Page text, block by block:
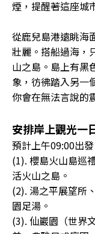
煙，提醒著這座城
從鹿兒島港遠眺海
壯麗。搭船過海，
山之島。島上有黑
象，彷彿踏入另一
你會在無法言說的
安排岸上觀光一
預計上午09:00出發
(1). 櫻島火山島巡
活火山之島。
(2). 湯之平展望所
園足湯。
(3). 仙巖園（世界